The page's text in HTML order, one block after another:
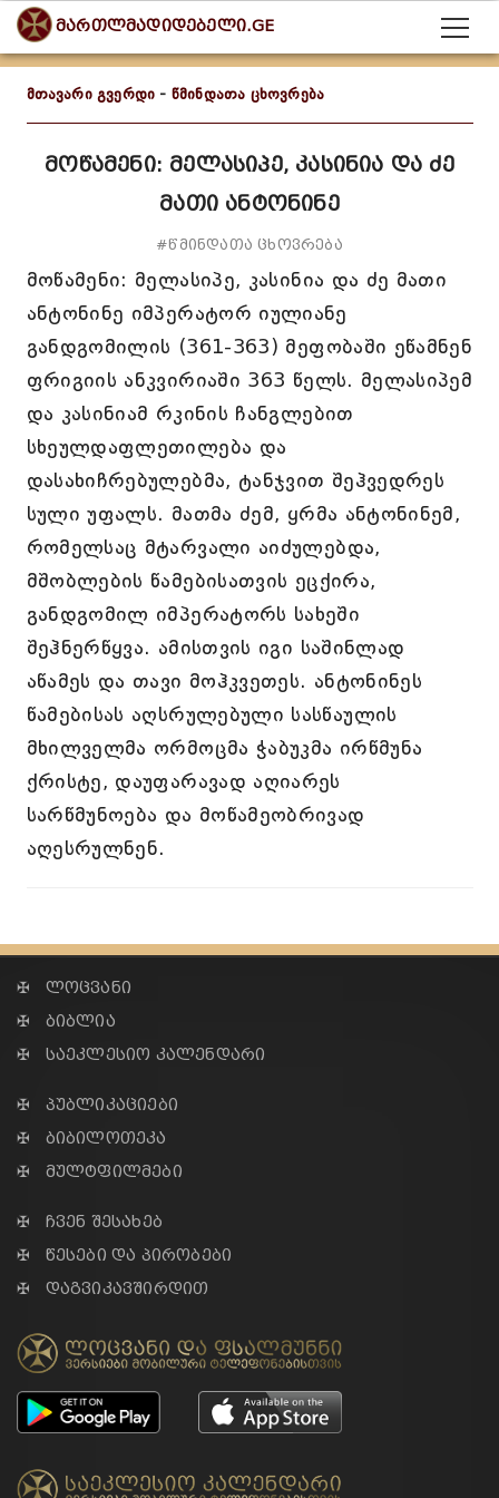
მართლმადიდებელი.GE
მთავარი გვერდი - წმინდათა ცხოვრება
მოწამენი: მელასიპე, კასინია და ძე
მათი ანტონინე
#წმინდათა ცხოვრება
მოწამენი: მელასიპე, კასინია და ძე მათი
ანტონინე იმპერატორ იულიანე
განდგომილის (361-363) მეფობაში ეწამნენ
ფრიგიის ანკვირიაში 363 წელს. მელასიპემ
და კასინიამ რკინის ჩანგლებით
სხეულდაფლეთილება და
დასახიჩრებულებმა, ტანჯვით შეჰვედრეს
სული უფალს. მათმა ძემ, ყრმა ანტონინემ,
რომელსაც მტარვალი აიძულებდა,
მშობლების წამებისათვის ეცქირა,
განდგომილ იმპერატორს სახეში
შეჰნერწყვა. ამისთვის იგი საშინლად
აწამეს და თავი მოჰკვეთეს. ანტონინეს
წამებისას აღსრულებული სასწაულის
მხილველმა ორმოცმა ჭაბუკმა ირწმუნა
ქრისტე, დაუფარავად აღიარეს
სარწმუნოება და მოწამეობრივად
აღესრულნენ.
✠ ლოცვანი
✠ ბიბლია
✠ საეკლესიო კალენდარი
✠ პუბლიკაციები
✠ ბიბილოთეკა
✠ მულტფილმები
✠ ჩვენ შესახებ
✠ წესები და პირობები
✠ დაგვიკავშირდით